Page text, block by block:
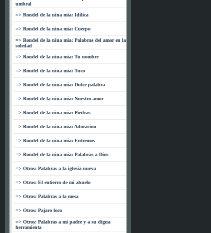
umbral
=> Rondel de la nina mia: Idilica
=> Rondel de la nina mia: Cuerpo
=> Rondel de la nina mia: Palabras del amor en la
soledad
=> Rondel de la nina mia: Tu nombre
=> Rondel de la nina mia: Tuco
=> Rondel de la nina mia: Dulce palabra
=> Rondel de la nina mia: Nuestro amor
=> Rondel de la nina mia: Piedras
=> Rondel de la nina mia: Adoracion
=> Rondel de la nina mia: Entremos
=> Rondel de la nina mia: Palabras a Dios
=> Otros: Palabras a la iglesia nueva
=> Otros: El entierro de mi abuelo
=> Otros: Palabras a la mesa
=> Otros: Pajaro loco
=> Otros: Palabras a mi padre y a su digna
herramienta